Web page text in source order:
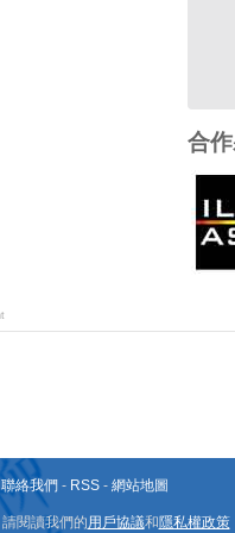
合
聯絡我們 - RSS - 網站地圖
閱讀我們的用戶協議和隱私權政策